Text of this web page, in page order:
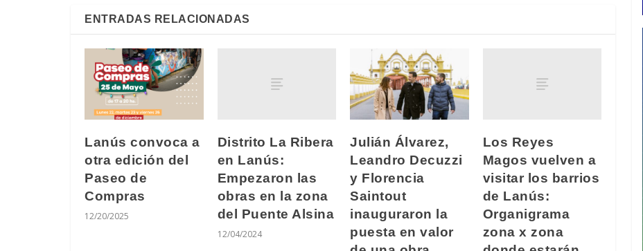
ENTRADAS RELACIONADAS
Lanús convoca a
otra edición del
Paseo de
Compras
12/20/2025
Distrito La Ribera
en Lanús:
Empezaron las
obras en la zona
del Puente Alsina
12/04/2024
Julián Álvarez,
Leandro Decuzzi
y Florencia
Saintout
inauguraron la
puesta en valor
Los Reyes
Magos vuelven a
visitar los barrios
de Lanús:
Organigrama
zona x zona